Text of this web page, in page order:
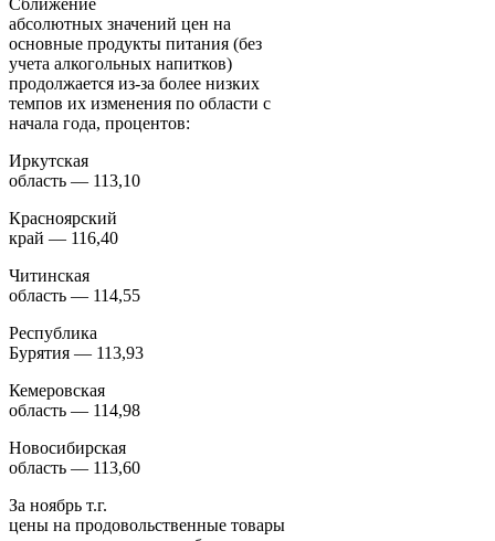
абсолютных значений цен на
основные продукты питания (без
учета алкогольных напитков)
продолжается из-за более низких
темпов их изменения по области с
начала года, процентов:
Иркутская
область — 113,10
Красноярский
край — 116,40
Читинская
область — 114,55
Республика
Бурятия — 113,93
Кемеровская
область — 114,98
Новосибирская
область — 113,60
За ноябрь т.г.
цены на продовольственные товары